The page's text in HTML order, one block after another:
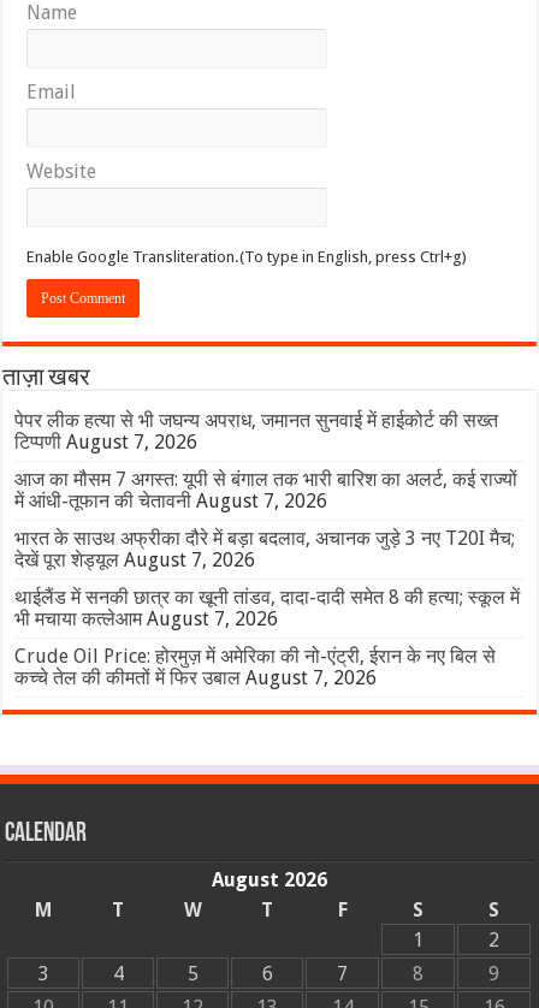
Name
Email
Website
Enable Google Transliteration.(To type in English, press Ctrl+g)
ताज़ा खबर
पेपर लीक हत्या से भी जघन्य अपराध, जमानत सुनवाई में हाईकोर्ट की सख्त
टिप्पणी August 7, 2026
आज का मौसम 7 अगस्त: यूपी से बंगाल तक भारी बारिश का अलर्ट, कई राज्यों
में आंधी-तूफान की चेतावनी August 7, 2026
भारत के साउथ अफ्रीका दौरे में बड़ा बदलाव, अचानक जुड़े 3 नए T20I मैच;
देखें पूरा शेड्यूल August 7, 2026
थाईलैंड में सनकी छात्र का खूनी तांडव, दादा-दादी समेत 8 की हत्या; स्कूल में
भी मचाया कत्लेआम August 7, 2026
Crude Oil Price: होरमुज़ में अमेरिका की नो-एंट्री, ईरान के नए बिल से
कच्चे तेल की कीमतों में फिर उबाल August 7, 2026
Calendar
August 2026
M
T W T F S
S
1
2
3
4 5 6 7 8
9